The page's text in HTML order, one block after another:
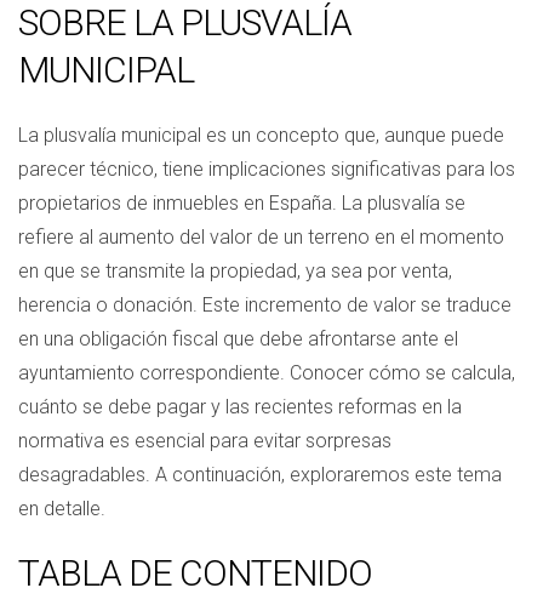
SOBRE LA PLUSVALÍA
MUNICIPAL
La plusvalía municipal es un concepto que, aunque puede
parecer técnico, tiene implicaciones significativas para los
propietarios de inmuebles en España. La plusvalía se
refiere al aumento del valor de un terreno en el momento
en que se transmite la propiedad, ya sea por venta,
herencia o donación. Este incremento de valor se traduce
en una obligación fiscal que debe afrontarse ante el
ayuntamiento correspondiente. Conocer cómo se calcula,
cuánto se debe pagar y las recientes reformas en la
normativa es esencial para evitar sorpresas
desagradables. A continuación, exploraremos este tema
en detalle.
TABLA DE CONTENIDO